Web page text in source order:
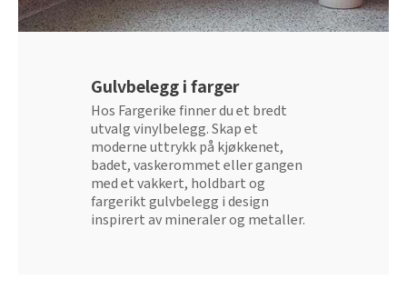
Gulvbelegg i farger
Hos Fargerike finner du et bredt
utvalg vinylbelegg. Skap et
moderne uttrykk på kjøkkenet,
badet, vaskerommet eller gangen
med et vakkert, holdbart og
fargerikt gulvbelegg i design
inspirert av mineraler og metaller.